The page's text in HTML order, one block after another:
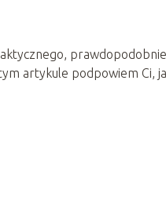
prawdopodobnie
artykule podpowiem Ci,